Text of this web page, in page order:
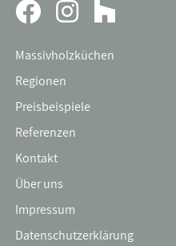
Massivholzküchen
Regionen
Preisbeispiele
Referenzen
Kontakt
Über uns
Impressum
Datenschutzerklärung